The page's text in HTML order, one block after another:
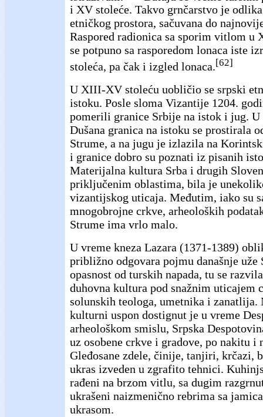
i XV stoleće. Takvo grnčarstvo je
etničkog prostora, sačuvana do
Raspored radionica sa sporim vitlom u
se potpuno sa rasporedom lonaca iste
stoleća, pa čak i izgled lonaca.[62]
U XIII-XV stoleću uobličio se srpski
istoku. Posle sloma Vizantije 1204.
pomerili granice Srbije na istok i jug. U
Dušana granica na istoku se prostirala
Strume, a na jugu je izlazila na
i granice dobro su poznati iz pisanih
Materijalna kultura Srba i drugih
priključenim oblastima, bila je
vizantijskog uticaja. Međutim, iako su
mnogobrojne crkve, arheoloških
Strume ima vrlo malo.
U vreme kneza Lazara (1371-1389)
približno odgovara pojmu današnje uže
opasnost od turskih napada, tu se
duhovna kultura pod snažnim uticajem
solunskih teologa, umetnika i
kulturni uspon dostignut je u vreme
arheološkom smislu, Srpska
uz osobene crkve i gradove, po nakitu
Gleđosane zdele, činije, tanjiri, krčazi,
ukras izveden u zgrafito tehnici.
rađeni na brzom vitlu, sa dugim
ukrašeni naizmenično rebrima sa
ukrasom.